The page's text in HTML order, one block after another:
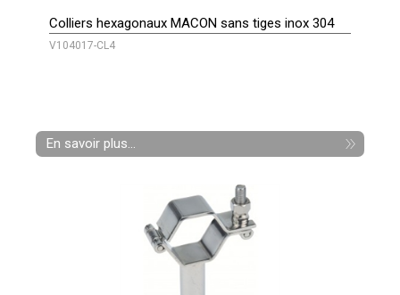
Colliers hexagonaux MACON sans tiges inox 304
V104017-CL4
En savoir plus...